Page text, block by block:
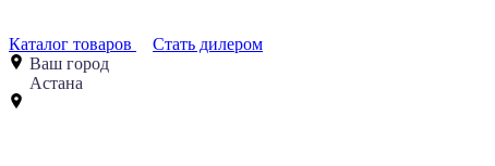
Каталог товаров
Стать дилером
Ваш город
Астана